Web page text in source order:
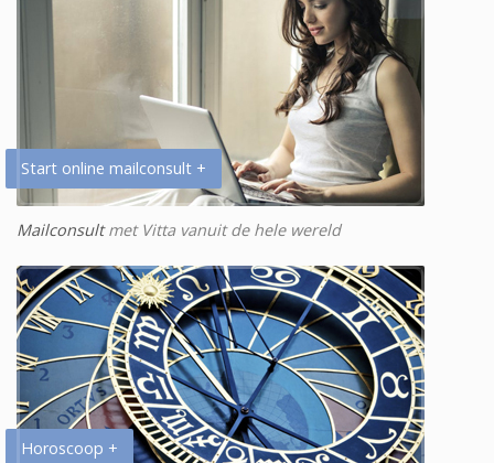
Start online mailconsult +
Mailconsultmet Vitta vanuit de hele wereld
Horoscoop +